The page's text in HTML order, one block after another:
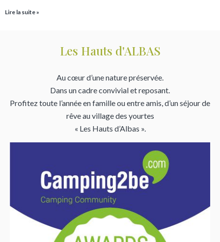
Lire la suite »
Les Hauts d'ALBAS
Au cœur d’une nature préservée.
Dans un cadre convivial et reposant.
Profitez toute l’année en famille ou entre amis, d’un séjour de
rêve au village des yourtes
« Les Hauts d’Albas ».